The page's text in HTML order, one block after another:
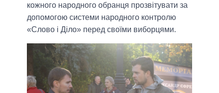
кожного народного обранця прозвітувати за
допомогою системи народного контролю
«Слово і Діло» перед своїми виборцями.